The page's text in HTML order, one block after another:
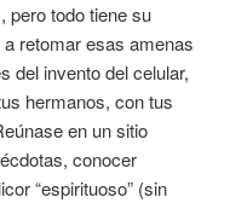
pero todo tiene su
retomar esas amenas
del invento del celular,
hermanos, con tus
en un sitio
conocer
“espirituoso” (sin